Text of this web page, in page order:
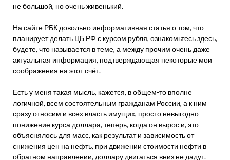
не большой, но очень живенький.
На сайте РБК довольно информативная статья о том, что
планирует делать ЦБ РФ с курсом рубля, ознакомьтесьздесь,
будете, что называется в теме, а между прочим очень даже
актуальная информация, подтверждающая некоторые мои
соображения на этот счёт.
Есть у меня такая мысль, кажется, в общем-то вполне
логичной, всем состоятельным гражданам России, а к ним
сразу относим и всех власть имущих, просто невыгодно
понижение курса доллара, теперь, когда он вырос и, это
объяснялось для масс, как результат и зависимость от
снижения цен на нефть, при движении стоимости нефти в
обратном направлении, доллару двигаться вниз не дадут.